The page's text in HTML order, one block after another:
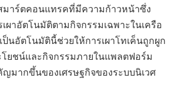
มาร์ตคอนแทรคที่มีความก้าวหน้าซึ่ง
ผาอัตโนมัติตามกิจกรรมเฉพาะในเครือ
ป็นอัตโนมัตินี้ช่วยให้การเผาโทเค็นถูกผูก
โยชน์และกิจกรรมภายในแพลตฟอร์ม
มากขึ้นของเศรษฐกิจของระบบนิเวศ